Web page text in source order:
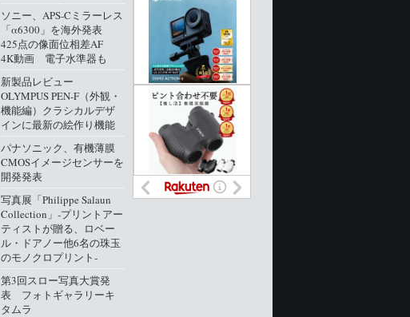
ソニー、APS-Cミラーレス
「α6300」を海外発表
425点の像面位相差AF
4K動画 電子水準器も
新製品レビュー
OLYMPUS PEN-F（外観・
機能編）クラシカルデザ
インに最新の絵作り機能
パナソニック、有機薄膜
CMOSイメージセンサーを
開発発表
写真展「Philippe Salaun
Collection」‐プリントアー
ティストが贈る、ロベー
ル・ドアノー他6名の珠玉
のモノクロプリント‐
第3回スロー写真大賞発
表 フォトギャラリーキ
タムラ